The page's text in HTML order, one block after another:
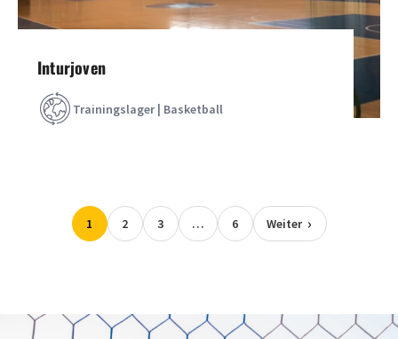
Inturjoven
Trainingslager | Basketball
1 2 3 … 6 Weiter